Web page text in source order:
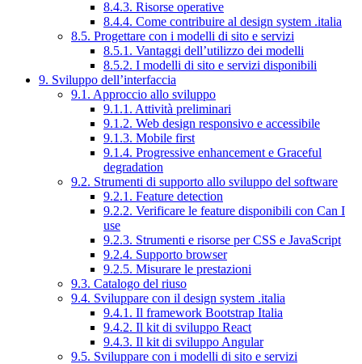
8.4.3. Risorse operative
8.4.4. Come contribuire al design system .italia
8.5. Progettare con i modelli di sito e servizi
8.5.1. Vantaggi dell’utilizzo dei modelli
8.5.2. I modelli di sito e servizi disponibili
9. Sviluppo dell’interfaccia
9.1. Approccio allo sviluppo
9.1.1. Attività preliminari
9.1.2. Web design responsivo e accessibile
9.1.3. Mobile first
9.1.4. Progressive enhancement e Graceful
degradation
9.2. Strumenti di supporto allo sviluppo del software
9.2.1. Feature detection
9.2.2. Verificare le feature disponibili con Can I
use
9.2.3. Strumenti e risorse per CSS e JavaScript
9.2.4. Supporto browser
9.2.5. Misurare le prestazioni
9.3. Catalogo del riuso
9.4. Sviluppare con il design system .italia
9.4.1. Il framework Bootstrap Italia
9.4.2. Il kit di sviluppo React
9.4.3. Il kit di sviluppo Angular
9.5. Sviluppare con i modelli di sito e servizi